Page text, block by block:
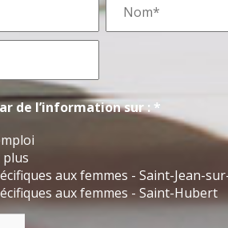
de l’information sur : *
plus
aux femmes - Saint-Jean-
aux femmes - Saint-Hubert